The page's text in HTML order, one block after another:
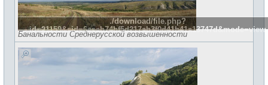
./download/file.php?
id=21159&sid=6eeab74bf5d217ab3f0d41b41a13747d&mode=view
Банальности Среднерусской возвышенности